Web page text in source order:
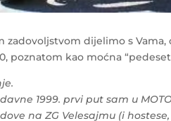
zadovoljstvom dijelimo s
poznatom kao moćna
1999. prvi put sam u
na ZG Velesajmu (i